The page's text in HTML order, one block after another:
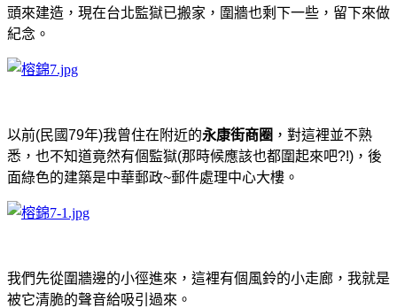
頭來建造，現在台北監獄已搬家，圍牆也剩下一些，留下來做
紀念。
以前(民國79年)我曾住在附近的永康街商圈 ，對這裡並不熟
悉，也不知道竟然有個監獄(那時候應該也都圍起來吧?!)，後
面綠色的建築是中華郵政~郵件處理中心大樓。
我們先從圍牆邊的小徑進來，這裡有個風鈴的小走廊，我就是
被它清脆的聲音給吸引過來。